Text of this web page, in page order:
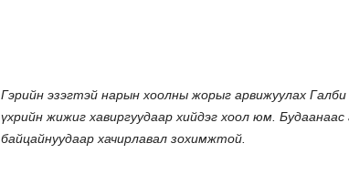
Гэрийн эзэгтэй нарын хоолны жорыг арвижуулах
үхрийн жижиг хавиргуудаар хийдэг хоол юм.
байцайнуудаар хачирлавал зохимжтой.